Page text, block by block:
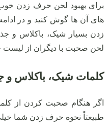
برای بهبود لحن حرف زدن
های آن ها گوش کنید و در
زدن بسیار شیک، باکلاس و
لحن صحبت با دیگران از لیست
کلمات شیک، باکلاس
اگر هنگام صحبت کردن از
طبیعتاً نحوه حرف زدن شما